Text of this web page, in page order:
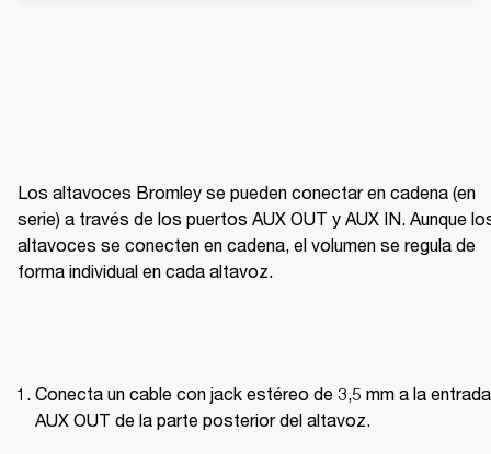
Los altavoces Bromley se pueden conectar en cadena (en
serie) a través de los puertos AUX OUT y AUX IN. Aunque
altavoces se conecten en cadena, el volumen se regula de
forma individual en cada altavoz.
Conecta un cable con jack estéreo de 3,5 mm a la entrada
AUX OUT de la parte posterior del altavoz.